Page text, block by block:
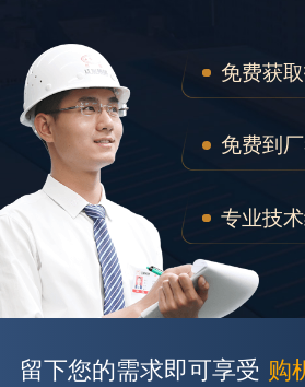
免费获
免费到
专业技
留下您的需求即可享受 购